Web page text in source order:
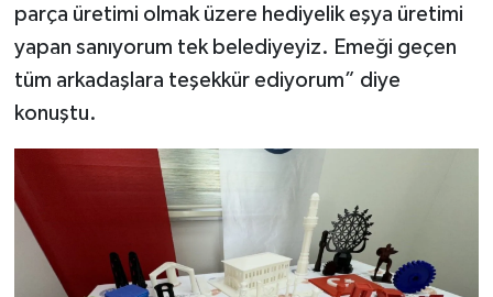
parça üretimi olmak üzere hediyelik eşya üretimi
yapan sanıyorum tek belediyeyiz. Emeği geçen
tüm arkadaşlara teşekkür ediyorum” diye
konuştu.